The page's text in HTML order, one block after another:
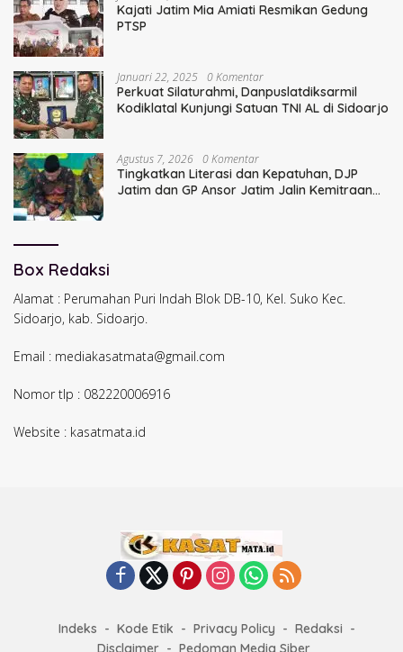
Kajati Jatim Mia Amiati Resmikan Gedung
PTSP
Januari 22, 2025 0 Komentar
Perkuat Silaturahmi, Danpuslatdiksarmil
Kodiklatal Kunjungi Satuan TNI AL di Sidoarjo
Agustus 7, 2026 0 Komentar
Tingkatkan Literasi dan Kepatuhan, DJP
Jatim dan GP Ansor Jatim Jalin Kemitraan
Box Redaksi
Alamat : Perumahan Puri Indah Blok DB-10, Kel. Suko Kec.
Sidoarjo, kab. Sidoarjo.
Email : mediakasatmata@gmail.com
Nomor tlp : 082220006916
Website : kasatmata.id
Indeks Kode Etik Privacy Policy
Redaksi
Disclaimer
Pedoman Media Siber